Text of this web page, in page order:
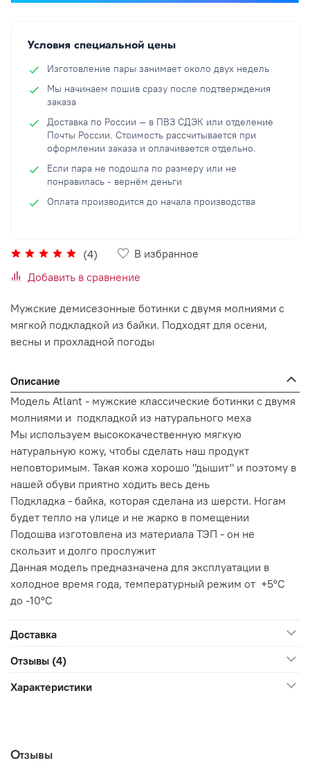
(4)
В избранное
Добавить в сравнение
Условия специальной цены
Изготовление пары занимает около двух недель
Мы начинаем пошив сразу после подтверждения
заказа
Доставка по России — в ПВЗ СДЭК или отделение
Почты России. Стоимость рассчитывается при
оформлении заказа и оплачивается отдельно.
Если пара не подошла по размеру или не
понравилась - вернём деньги
Оплата производится до начала производства
Мужские демисезонные ботинки с двумя молниями с
мягкой подкладкой из байки. Подходят для осени,
весны и прохладной погоды
Описание
Модель Atlant - мужские классические ботинки с двумя
молниями и подкладкой из натурального меха
Мы используем высококачественную мягкую
натуральную кожу, чтобы сделать наш продукт
неповторимым. Такая кожа хорошо "дышит" и поэтому в
нашей обуви приятно ходить весь день
Подкладка - байка, которая сделана из шерсти. Ногам
будет тепло на улице и не жарко в помещении
Подошва изготовлена из материала ТЭП - он не
скользит и долго прослужит
Данная модель предназначена для эксплуатации в
холодное время года, температурный режим от +5°C
до -10°C
Доставка
Отзывы (4)
Характеристики
Отзывы